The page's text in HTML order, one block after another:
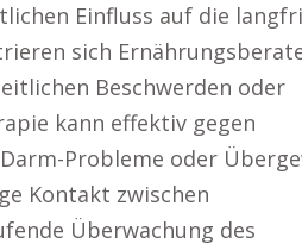
Einfluss auf die
sich
Beschwerden oder
kann effektiv gegen
Probleme oder
Kontakt zwischen
Überwachung des